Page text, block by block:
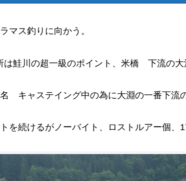
マス釣りに向かう。
は鮭川の超一級のポイント、米橋 下流の大
キャステイング中の為に大淵の一番下流
を続けるがノーバイト、ロストルアー個、